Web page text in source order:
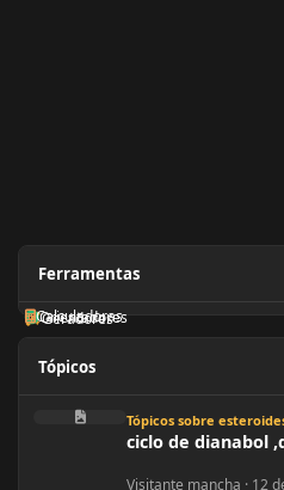
Ferramentas
Geradores
Orientadores
Calculadoras
Tópicos
ciclo de dianabol ,deca e dura!!!
Tópicos sobre
ciclo de dianabol
Visitante mancha · 12